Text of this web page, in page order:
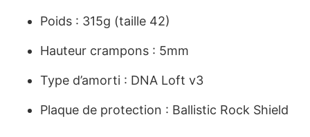
Poids : 315g (taille 42)
Hauteur crampons : 5mm
Type d’amorti : DNA Loft v3
Plaque de protection : Ballistic Rock Shield